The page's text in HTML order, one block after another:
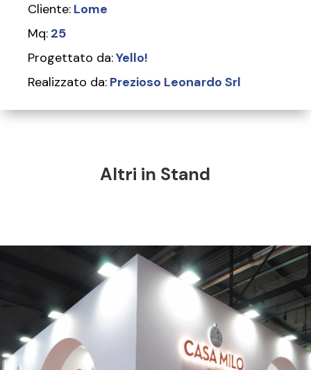
Cliente: Lome
Mq: 25
Progettato da:Yello!
Realizzato da: Prezioso Leonardo Srl
Altri in Stand